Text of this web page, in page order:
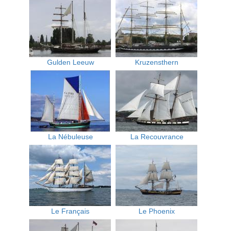
Gulden Leeuw Kruzensthern
La Nébuleuse La Recouvrance
Le Français Le Phoenix